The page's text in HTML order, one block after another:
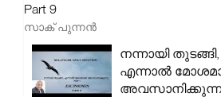
Part 9
സാക് പുന്നൻ
നന്നായി തുടങ്ങി,
എന്നാൽ